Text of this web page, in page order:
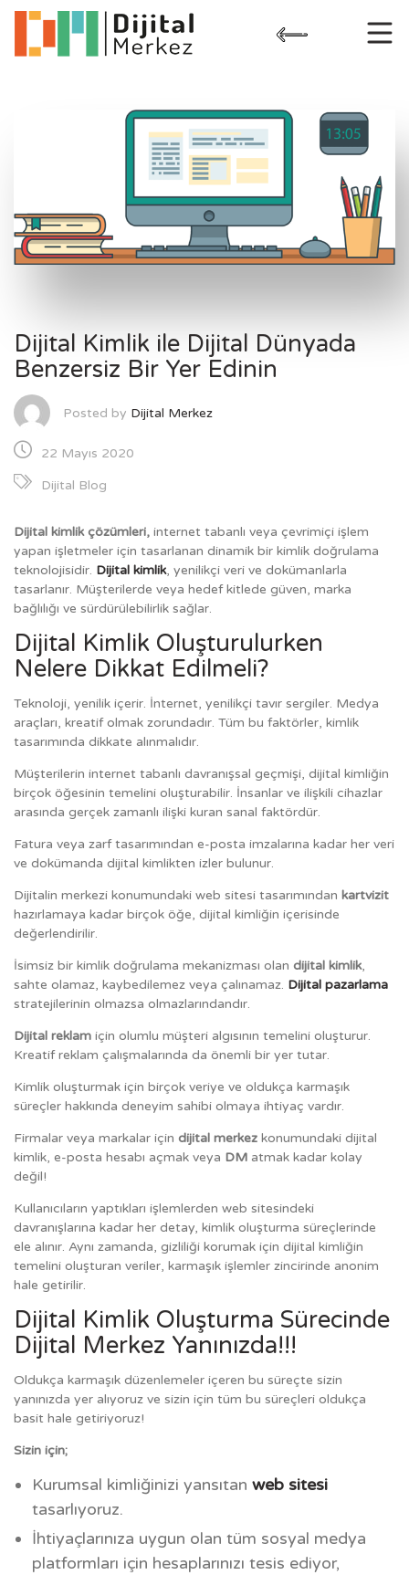
Skip
content
Dijital Kimlik ile Dijital Dünyada
Benzersiz Bir Yer Edinin
Posted by Dijital Merkez
22 Mayıs 2020
Dijital Blog
Dijital kimlik çözümleri, internet tabanlı veya çevrimiçi işlem
yapan işletmeler için tasarlanan dinamik bir kimlik doğrulama
teknolojisidir. Dijital kimlik, yenilikçi veri ve dokümanlarla
tasarlanır. Müşterilerde veya hedef kitlede güven, marka
bağlılığı ve sürdürülebilirlik sağlar.
Dijital Kimlik Oluşturulurken
Nelere Dikkat Edilmeli?
Teknoloji, yenilik içerir. İnternet, yenilikçi tavır sergiler. Medya
araçları, kreatif olmak zorundadır. Tüm bu faktörler, kimlik
tasarımında dikkate alınmalıdır.
Müşterilerin internet tabanlı davranışsal geçmişi, dijital kimliğin
birçok öğesinin temelini oluşturabilir. İnsanlar ve ilişkili cihazlar
arasında gerçek zamanlı ilişki kuran sanal faktördür.
Fatura veya zarf tasarımından e-posta imzalarına kadar her veri
ve dokümanda dijital kimlikten izler bulunur.
Dijitalin merkezi konumundaki web sitesi tasarımından kartvizit
hazırlamaya kadar birçok öğe, dijital kimliğin içerisinde
değerlendirilir.
İsimsiz bir kimlik doğrulama mekanizması olan dijital kimlik,
sahte olamaz, kaybedilemez veya çalınamaz. Dijital pazarlama
stratejilerinin olmazsa olmazlarındandır.
Dijital reklam için olumlu müşteri algısının temelini oluşturur.
Kreatif reklam çalışmalarında da önemli bir yer tutar.
Kimlik oluşturmak için birçok veriye ve oldukça karmaşık
süreçler hakkında deneyim sahibi olmaya ihtiyaç vardır.
Firmalar veya markalar için dijital merkez konumundaki dijital
kimlik, e-posta hesabı açmak veya DM atmak kadar kolay
değil!
Kullanıcıların yaptıkları işlemlerden web sitesindeki
davranışlarına kadar her detay, kimlik oluşturma süreçlerinde
ele alınır. Aynı zamanda, gizliliği korumak için dijital kimliğin
temelini oluşturan veriler, karmaşık işlemler zincirinde anonim
hale getirilir.
Dijital Kimlik Oluşturma Sürecinde
Dijital Merkez Yanınızda!!!
Oldukça karmaşık düzenlemeler içeren bu süreçte sizin
yanınızda yer alıyoruz ve sizin için tüm bu süreçleri oldukça
basit hale getiriyoruz!
Sizin için;
Kurumsal kimliğinizi yansıtan web sitesi
tasarlıyoruz.
İhtiyaçlarınıza uygun olan tüm sosyal medya
platformları için hesaplarınızı tesis ediyor,